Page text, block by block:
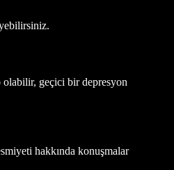
olabilir, geçici bir depresyon
hakkında konuşmalar